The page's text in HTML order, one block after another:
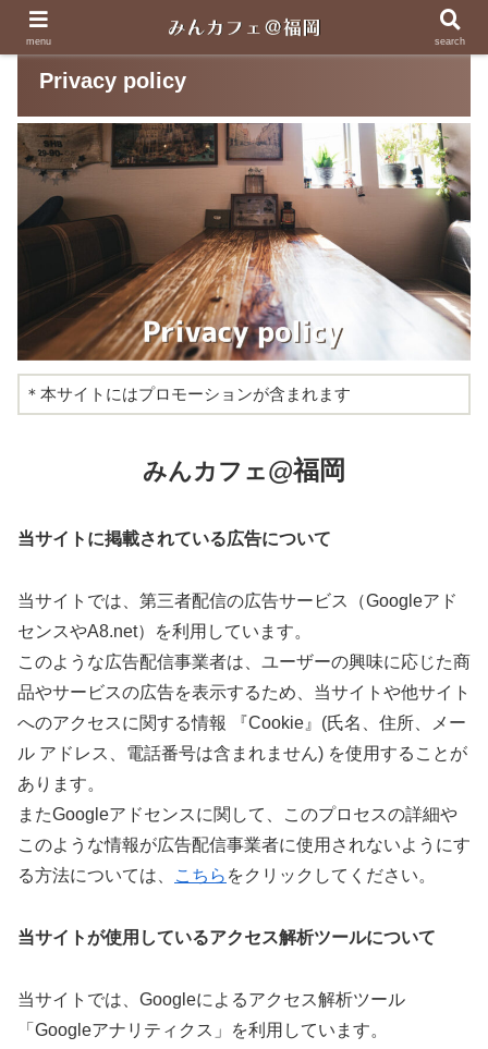
Privacy policy
＊本サイトにはプロモーションが含まれます
みんカフェ@福岡
当サイトに掲載されている広告について
当サイトでは、第三者配信の広告サービス（Googleアド
センスやA8.net）を利用しています。
このような広告配信事業者は、ユーザーの興味に応じた商
品やサービスの広告を表示するため、当サイトや他サイト
へのアクセスに関する情報 『Cookie』(氏名、住所、メー
ル アドレス、電話番号は含まれません) を使用することが
あります。
またGoogleアドセンスに関して、このプロセスの詳細や
このような情報が広告配信事業者に使用されないようにす
る方法については、
こちら をクリックしてください。
当サイトが使用しているアクセス解析ツールについて
当サイトでは、Googleによるアクセス解析ツール
「Googleアナリティクス」を利用しています。
menu search